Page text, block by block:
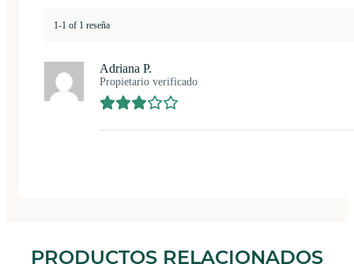
1-1 of 1 reseña
Adriana P.
Propietario verificado
PRODUCTOS RELACIONADOS